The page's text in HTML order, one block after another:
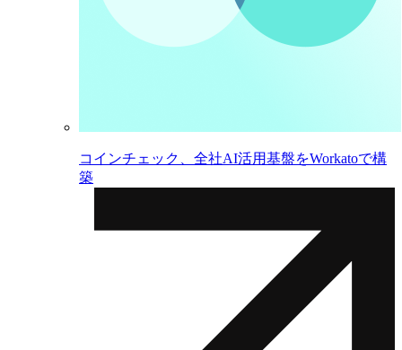
コインチェック、全社AI活用基盤をWorkatoで構
築